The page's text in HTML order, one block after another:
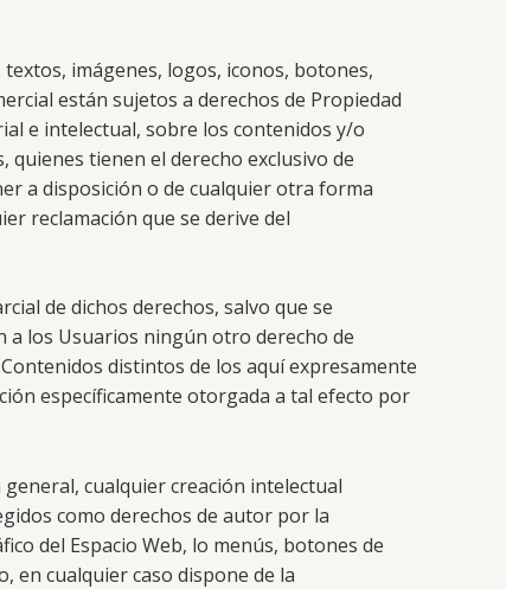
imágenes, logos, iconos, botones,
están sujetos a derechos de Propiedad
e intelectual, sobre los contenidos y/o
tienen el derecho exclusivo de
a disposición o de cualquier otra forma
reclamación que se derive del
de dichos derechos, salvo que se
a los Usuarios ningún otro derecho de
distintos de los aquí expresamente
específicamente otorgada a tal efecto por
cualquier creación intelectual
como derechos de autor por la
del Espacio Web, lo menús, botones de
en cualquier caso dispone de la